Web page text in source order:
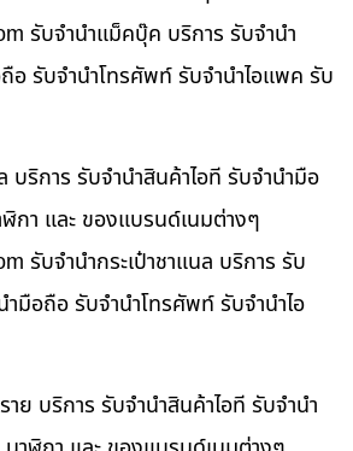
รับจำนำแม็คบุ๊ค บริการ รับจำนำ
อ รับจำนำโทรศัพท์ รับจำนำไอแพค รับ
บริการ รับจำนำสินค้าไอที รับจำนำมือ
กา และ ของแบรนด์เนมต่างๆ
รับจำนำกระเป๋าชาแนล บริการ รับ
ำมือถือ รับจำนำโทรศัพท์ รับจำนำไอ
ย บริการ รับจำนำสินค้าไอที รับจำนำ